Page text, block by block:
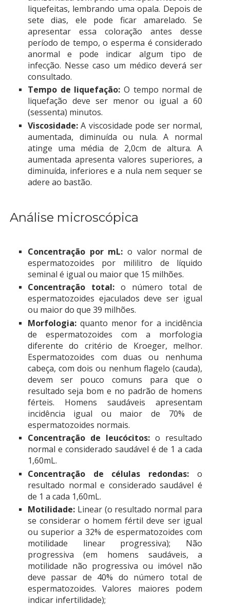
liquefeitas, lembrando uma opala. Depois de
sete dias, ele pode ficar amarelado. Se
apresentar essa coloração antes desse
período de tempo, o esperma é considerado
anormal e pode indicar algum tipo de
infecção. Nesse caso um médico deverá ser
consultado.
Tempo de liquefação: O tempo normal de
liquefação deve ser menor ou igual a 60
(sessenta) minutos.
Viscosidade:A viscosidade pode ser normal,
aumentada, diminuída ou nula. A normal
atinge uma média de 2,0cm de altura. A
aumentada apresenta valores superiores, a
diminuída, inferiores e a nula nem sequer se
adere ao bastão.
Análise microscópica
Concentração por mL: o valor normal de
espermatozoides por mililitro de líquido
seminal é igual ou maior que 15 milhões.
Concentração total:o número total de
espermatozoides ejaculados deve ser igual
ou maior do que 39 milhões.
Morfologia:quanto menor for a incidência
de espermatozoides com a morfologia
diferente do critério de Kroeger, melhor.
Espermatozoides com duas ou nenhuma
cabeça, com dois ou nenhum flagelo (cauda),
devem ser pouco comuns para que o
resultado seja bom e no padrão de homens
férteis. Homens saudáveis apresentam
incidência igual ou maior de 70% de
espermatozoides normais.
Concentração de leucócitos: o resultado
normal e considerado saudável é de 1 a cada
1,60mL.
Concentração de células redondas: o
resultado normal e considerado saudável é
de 1 a cada 1,60mL.
Motilidade: Linear (o resultado normal para
se considerar o homem fértil deve ser igual
ou superior a 32% de espermatozoides com
motilidade linear progressiva); Não
progressiva (em homens saudáveis, a
motilidade não progressiva ou imóvel não
deve passar de 40% do número total de
espermatozoides. Valores maiores podem
indicar infertilidade);